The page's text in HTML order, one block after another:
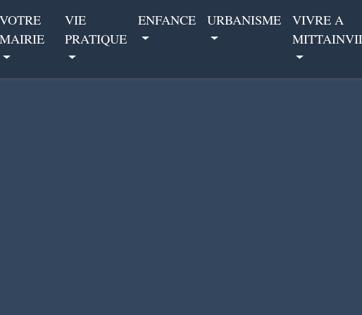
VOTRE
MAIRIE
VIE
PRATIQUE
ENFANCE URBANISME
VIVRE A